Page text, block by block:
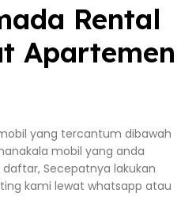
Rental
Apartemen
yang tercantum dibawah
mobil yang anda
Secepatnya lakukan
kami lewat whatsapp atau